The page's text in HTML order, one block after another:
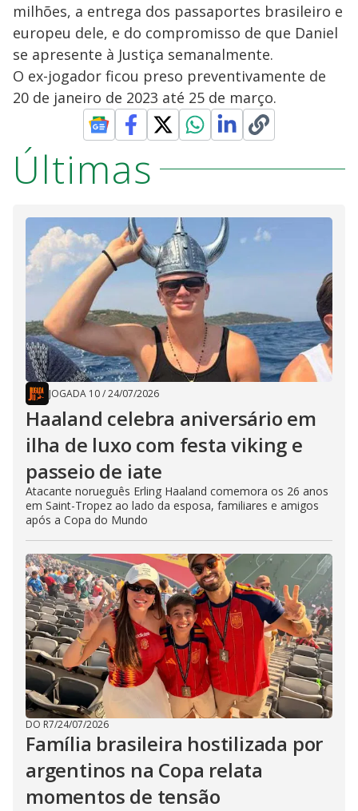
milhões, a entrega dos passaportes brasileiro e
europeu dele, e do compromisso de que Daniel
se apresente à Justiça semanalmente.
O ex-jogador ficou preso preventivamente de
20 de janeiro de 2023 até 25 de março.
Últimas
JOGADA 10/24/07/2026
Haaland celebra aniversário em
ilha de luxo com festa viking e
passeio de iate
Atacante norueguês Erling Haaland comemora os 26 anos
em Saint-Tropez ao lado da esposa, familiares e amigos
após a Copa do Mundo
DO R7/24/07/2026
Família brasileira hostilizada por
argentinos na Copa relata
momentos de tensão